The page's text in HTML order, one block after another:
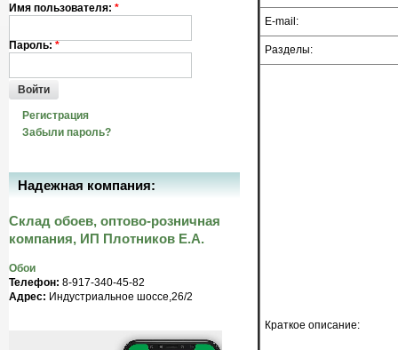
E-mail:
Разделы:
Краткое описание:
Имя пользователя: *
Пароль: *
Войти
Регистрация
Забыли пароль?
Надежная компания:
Склад обоев, оптово-розничная
компания, ИП Плотников Е.А.
Обои
Телефон: 8-917-340-45-82
Адрес: Индустриальное шоссе,26/2